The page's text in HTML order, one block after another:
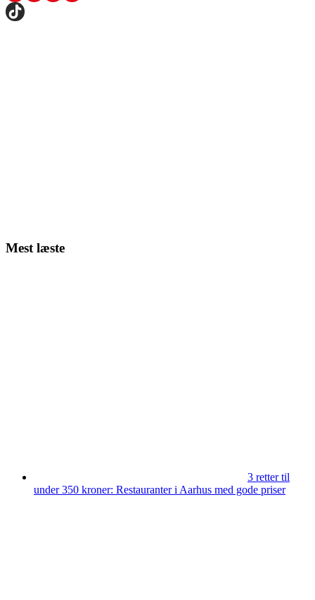
Mest læste
3 retter til
under 350 kroner: Restauranter i Aarhus med gode priser